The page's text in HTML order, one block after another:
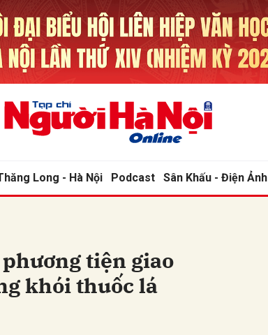
Long - Hà Nội Podcast Sân Khấu - Điện Ảnh
tiện giao
khói thuốc lá